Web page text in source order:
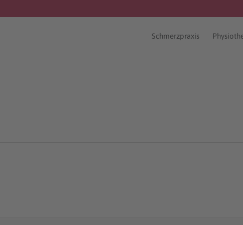
Schmerzpraxis